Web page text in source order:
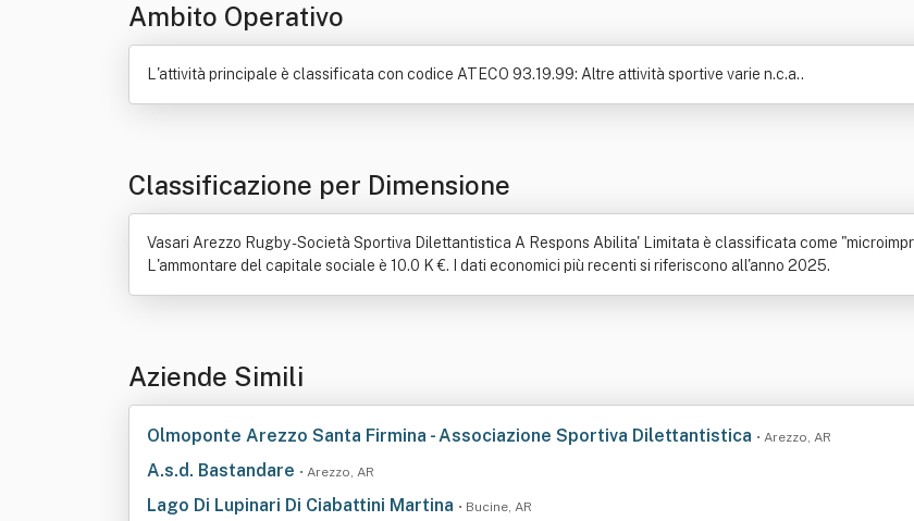
Ambito Operativo
L'attività principale è classificata con codice ATECO 93.19.99: Altre attività sportive varie n.c.a..
Classificazione per Dimensione
Vasari Arezzo Rugby - Società Sportiva Dilettantistica A Respons Abilita' Limitata è classificata come
L'ammontare del capitale sociale è 10.0 K €. I dati economici più recenti si riferiscono all'anno 2025.
Aziende Simili
Olmoponte Arezzo Santa Firmina - Associazione Sportiva Dilettantistica • Arezzo, AR
A.s.d. Bastandare • Arezzo, AR
Lago Di Lupinari Di Ciabattini Martina • Bucine, AR